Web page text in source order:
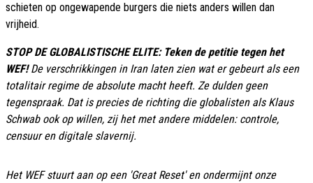
schieten op ongewapende burgers die niets anders willen dan
vrijheid.
STOP DE GLOBALISTISCHE ELITE: Teken de petitie tegen het
WEF!De verschrikkingen in Iran laten zien wat er gebeurt als een
totalitair regime de absolute macht heeft. Ze dulden geen
tegenspraak. Dat is precies de richting die globalisten als Klaus
Schwab ook op willen, zij het met andere middelen: controle,
censuur en digitale slavernij.
Het WEF stuurt aan op een 'Great Reset' en ondermijnt onze